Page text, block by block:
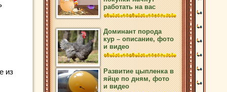
из
работать на вас
Доминант порода
кур – описание, фото
и видео
Развитие цыпленка в
яйце по дням, фото
и видео